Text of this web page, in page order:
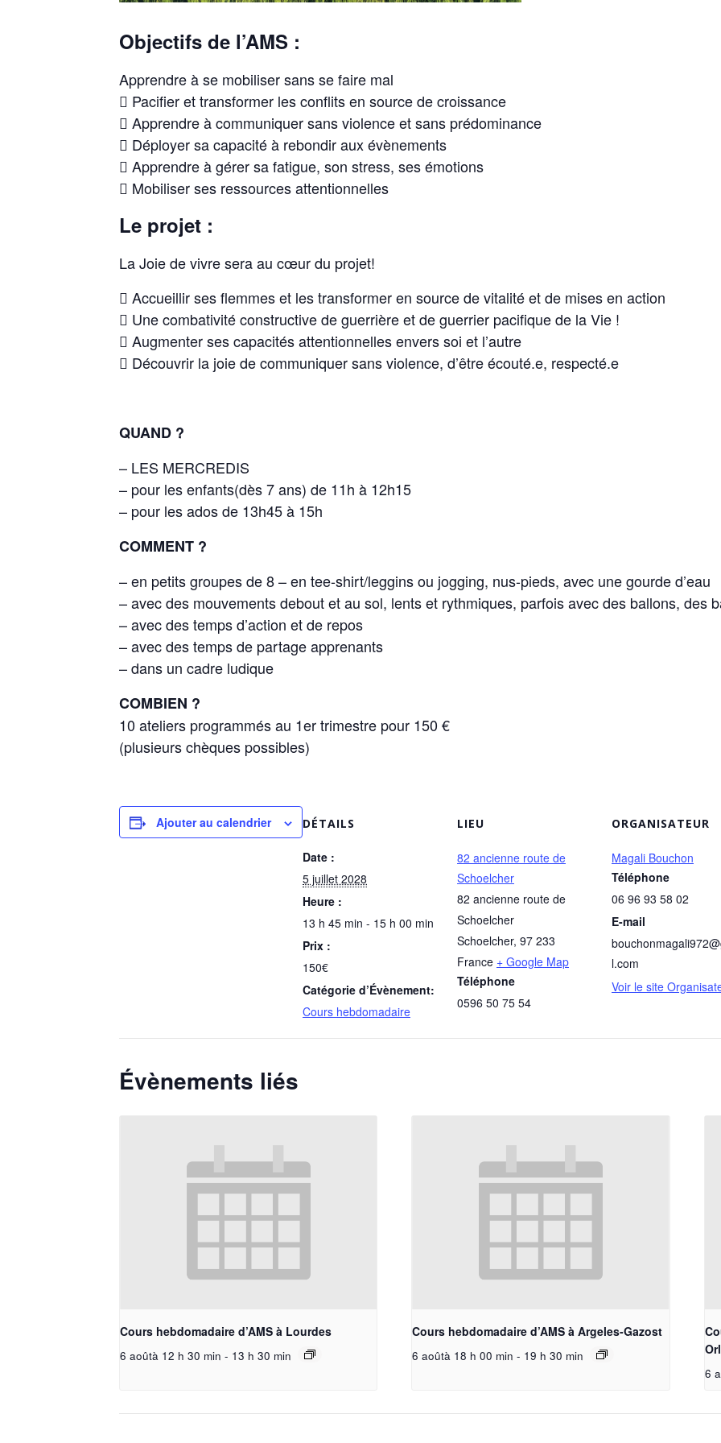
Objectifs de l’AMS :
Apprendre à se mobiliser sans se faire mal
 Pacifier et transformer les conflits en source de croissance
 Apprendre à communiquer sans violence et sans prédominance
 Déployer sa capacité à rebondir aux évènements
 Apprendre à gérer sa fatigue, son stress, ses émotions
 Mobiliser ses ressources attentionnelles
Le projet :
La Joie de vivre sera au cœur du projet!
 Accueillir ses flemmes et les transformer en source de vitalité et de mises en action
 Une combativité constructive de guerrière et de guerrier pacifique de la Vie !
 Augmenter ses capacités attentionnelles envers soi et l’autre
 Découvrir la joie de communiquer sans violence, d’être écouté.e, respecté.e
QUAND ?
– LES MERCREDIS
– pour les enfants(dès 7 ans) de 11h à 12h15
– pour les ados de 13h45 à 15h
COMMENT ?
– en petits groupes de 8 – en tee-shirt/leggins ou jogging, nus-pieds, avec une gourde d’eau
– avec des mouvements debout et au sol, lents et rythmiques, parfois avec des ballons, des
– avec des temps d’action et de repos
– avec des temps de partage apprenants
– dans un cadre ludique
COMBIEN ?
10 ateliers programmés au 1er trimestre pour 150 €
(plusieurs chèques possibles)
Ajouter au calendrier DÉTAILS
Date :
5 juillet 2028
Heure :
13 h 45 min - 15 h 00 min
Prix :
150€
Catégorie d’Évènement:
Cours hebdomadaire
LIEU
82 ancienne route de
Schoelcher
82 ancienne route de
Schoelcher
Schoelcher, 97 233
France + Google Map
Téléphone
0596 50 75 54
ORGANISATEUR
Magali Bouchon
Téléphone
06 96 93 58 02
E-mail
l.com
Voir le site
Évènements liés
Cours hebdomadaire d’AMS à Lourdes
6 aoûtà 12 h 30 min - 13 h 30 min
Cours hebdomadaire d’AMS à Argeles-Gazost
6 aoûtà 18 h 00 min - 19 h 30 min
6